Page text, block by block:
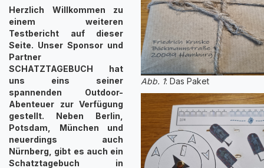
Herzlich Willkommen zu
einem weiteren
Testbericht auf dieser
Seite. Unser Sponsor und
Partner
SCHATZTAGEBUCH hat
uns eins seiner
spannenden Outdoor-
Abenteuer zur Verfügung
gestellt. Neben Berlin,
Potsdam, München und
neuerdings auch
Nürnberg, gibt es auch ein
Schatztagebuch in
Abb. 1: Das Paket